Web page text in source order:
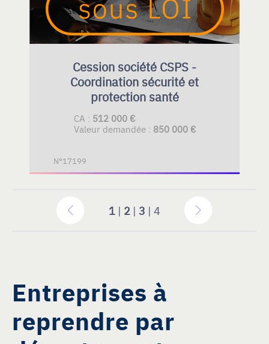
Cession société CSPS -
Coordination sécurité et
protection santé
CA : 512 000 €
Valeur demandée : 850 000 €
N°17199
1 | 2 | 3 | 4
Entreprises à
reprendre par